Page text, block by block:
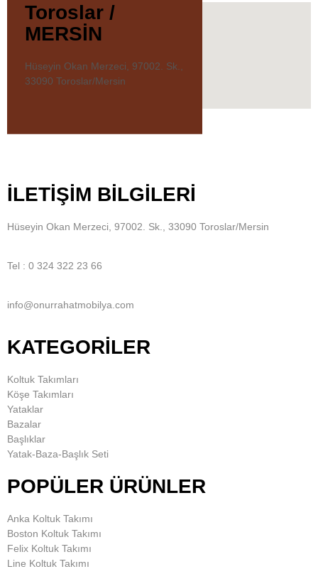
Toroslar /
MERSİN
Hüseyin Okan Merzeci, 97002. Sk.,
33090 Toroslar/Mersin
İLETİŞİM BİLGİLERİ
Hüseyin Okan Merzeci, 97002. Sk., 33090 Toroslar/Mersin
Tel : 0 324 322 23 66
info@onurrahatmobilya.com
KATEGORİLER
Koltuk Takımları
Köşe Takımları
Yataklar
Bazalar
Başlıklar
Yatak-Baza-Başlık Seti
POPÜLER ÜRÜNLER
Anka Koltuk Takımı
Boston Koltuk Takımı
Felix Koltuk Takımı
Line Koltuk Takımı